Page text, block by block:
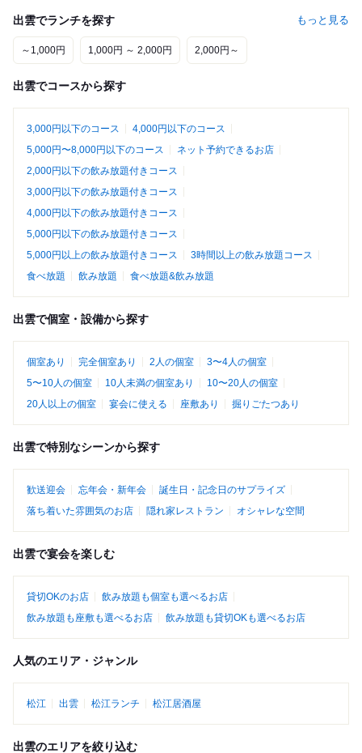
出雲でランチを探す もっと見る
～1,000円 1,000円 ～ 2,000円 2,000円～
出雲でコースから探す
3,000円以下のコース
4,000円以下のコース
5,000円〜8,000円以下のコース
ネット予約できるお店
2,000円以下の飲み放題付きコース
3,000円以下の飲み放題付きコース
4,000円以下の飲み放題付きコース
5,000円以下の飲み放題付きコース
5,000円以上の飲み放題付きコース
3時間以上の飲み放題コース
食べ放題
飲み放題 食べ放題&飲み放題
出雲で個室・設備から探す
個室あり 完全個室あり 2人の個室
3〜4人の個室
5〜10人の個室
10人未満の個室あり
10〜20人の個室
20人以上の個室
宴会に使える 座敷あり 掘りごたつあり
出雲で特別なシーンから探す
歓送迎会 忘年会・新年会
誕生日・記念日のサプライズ
落ち着いた雰囲気のお店
隠れ家レストラン オシャレな空間
出雲で宴会を楽しむ
貸切OKのお店
飲み放題も個室も選べるお店
飲み放題も座敷も選べるお店
飲み放題も貸切OKも選べるお店
人気のエリア・ジャンル
松江 出雲 松江ランチ 松江居酒屋
出雲のエリアを絞り込む